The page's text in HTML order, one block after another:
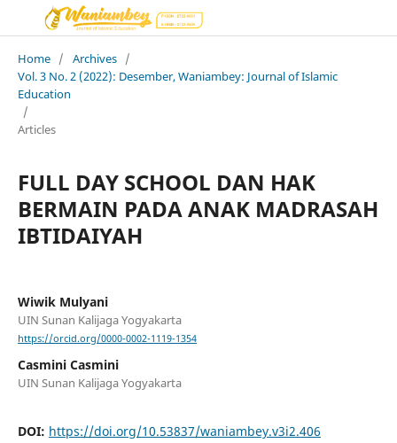
Home / Archives /
Vol. 3 No. 2 (2022): Desember, Waniambey: Journal of Islamic
Education
/
Articles
FULL DAY SCHOOL DAN HAK
BERMAIN PADA ANAK MADRASAH
IBTIDAIYAH
Wiwik Mulyani
UIN Sunan Kalijaga Yogyakarta
https://orcid.org/0000-0002-1119-1354
Casmini Casmini
UIN Sunan Kalijaga Yogyakarta
DOI: https://doi.org/10.53837/waniambey.v3i2.406